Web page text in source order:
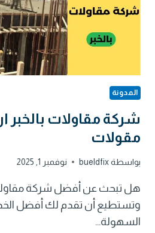
المدونة
شركة مقاولات
مقولات
بواسطةbueldfix نوفمبر 1, 2025
هل تبحث عن أفضل شركة مقاولات
وتستطيع أن تقدم لك أفضل
السهولة…